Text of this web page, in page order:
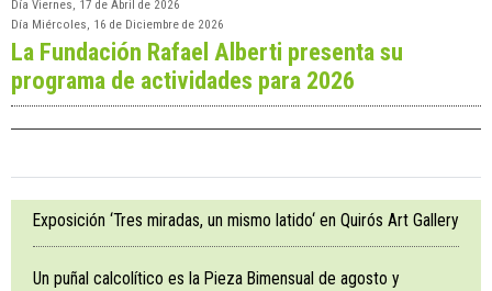
Día Viernes, 17 de Abril de 2026
Día Miércoles, 16 de Diciembre de 2026
La Fundación Rafael Alberti presenta su
programa de actividades para 2026
Exposición ‘Tres miradas, un mismo latido‘ en Quirós Art Gallery
Un puñal calcolítico es la Pieza Bimensual de agosto y